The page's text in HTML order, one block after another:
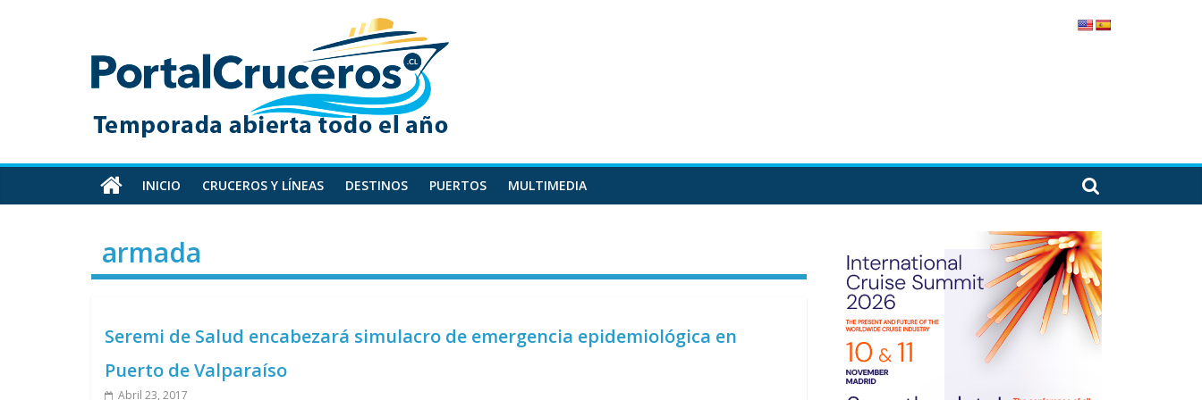
PortalCruceros
Toda
información
cruceros
en
un
sitio
INICIO CRUCEROS Y LÍNEAS DESTINOS PUERTOS MULTIMEDIA
armada
Seremi de Salud encabezará simulacro de emergencia epidemiológica en
Puerto de Valparaíso
Abril 23, 2017